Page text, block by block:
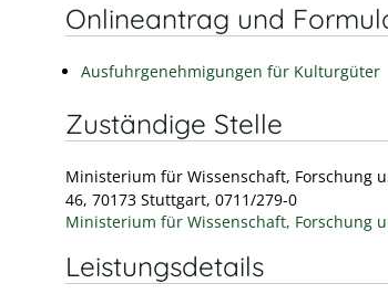
Onlineantrag und
Ausfuhrgenehmigungen für Kulturgüter
Zuständige Stelle
Ministerium für Wissenschaft, Forschung
46, 70173 Stuttgart, 0711/279-0
Ministerium für Wissenschaft, Forschung
Leistungsdetails